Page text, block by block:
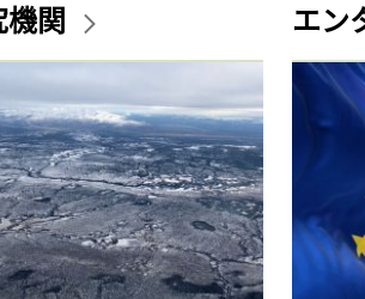
関 エン